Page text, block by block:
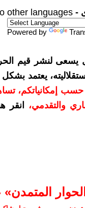
-
other languages
Powered by
لنشر قيم
يعتمد
أو أكثر حسب
والتقدمي،
انقر
المتمدن»